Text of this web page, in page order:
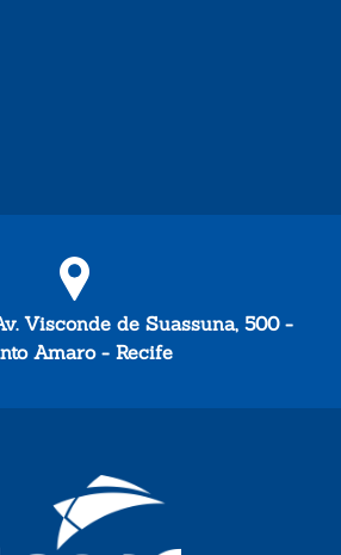
Visconde de Suassuna, 500 -
Amaro - Recife